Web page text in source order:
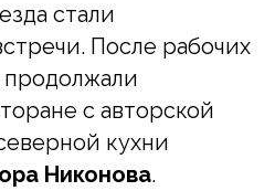
стали
После рабочих
продолжали
с авторской
кухни
Никонова.